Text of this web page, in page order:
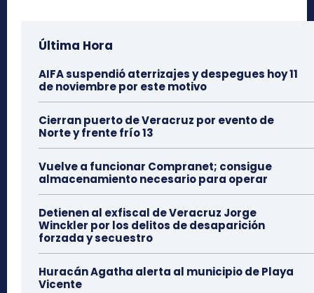
Última Hora
AIFA suspendió aterrizajes y despegues hoy 11
de noviembre por este motivo
Cierran puerto de Veracruz por evento de
Norte y frente frío 13
Vuelve a funcionar Compranet; consigue
almacenamiento necesario para operar
Detienen al exfiscal de Veracruz Jorge
Winckler por los delitos de desaparición
forzada y secuestro
Huracán Agatha alerta al municipio de Playa
Vicente